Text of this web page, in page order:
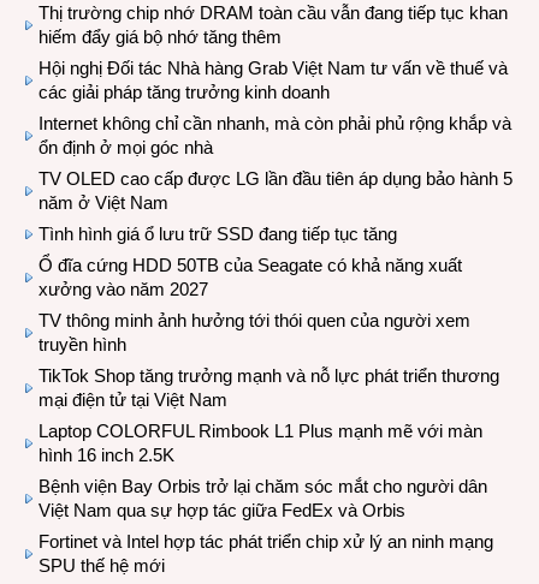
Thị trường chip nhớ DRAM toàn cầu vẫn đang tiếp tục khan
hiếm đẩy giá bộ nhớ tăng thêm
Hội nghị Đối tác Nhà hàng Grab Việt Nam tư vấn về thuế và
các giải pháp tăng trưởng kinh doanh
Internet không chỉ cần nhanh, mà còn phải phủ rộng khắp và
ổn định ở mọi góc nhà
TV OLED cao cấp được LG lần đầu tiên áp dụng bảo hành 5
năm ở Việt Nam
Tình hình giá ổ lưu trữ SSD đang tiếp tục tăng
Ổ đĩa cứng HDD 50TB của Seagate có khả năng xuất
xưởng vào năm 2027
TV thông minh ảnh hưởng tới thói quen của người xem
truyền hình
TikTok Shop tăng trưởng mạnh và nỗ lực phát triển thương
mại điện tử tại Việt Nam
Laptop COLORFUL Rimbook L1 Plus mạnh mẽ với màn
hình 16 inch 2.5K
Bệnh viện Bay Orbis trở lại chăm sóc mắt cho người dân
Việt Nam qua sự hợp tác giữa FedEx và Orbis
Fortinet và Intel hợp tác phát triển chip xử lý an ninh mạng
SPU thế hệ mới